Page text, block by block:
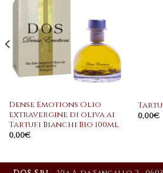
Aggiungi
alla
lista dei
desideri
Dense Emotions Olio
extravergine di oliva ai
Tartufi Bianchi Bio 100ml
0,00€
0,00€